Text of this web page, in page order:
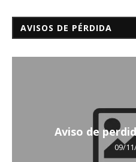
AVISOS DE PÉRDIDA
Aviso de
09/